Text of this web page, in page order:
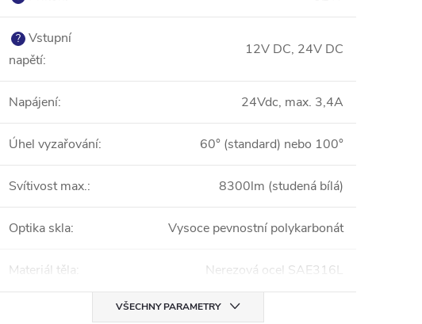
? Vstupní
napětí:
12V DC, 24V DC
Napájení: 24Vdc, max. 3,4A
Úhel vyzařování: 60° (standard) nebo 100°
Svítivost max.: 8300lm (studená bílá)
Optika skla: Vysoce pevnostní polykarbonát
Materiál těla: Nerezová ocel SAE316L
VŠECHNY PARAMETRY